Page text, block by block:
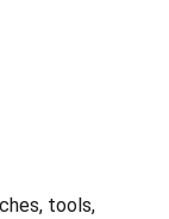
tools,